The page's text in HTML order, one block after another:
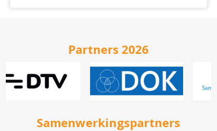
Partners 2026
Samenwerkingspartners